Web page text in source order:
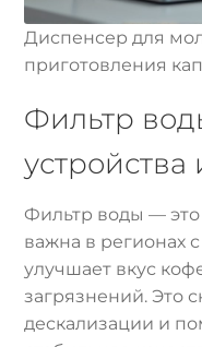
Диспенсер для
приготовления
Фильтр
устройства
Фильтр воды —
важна в регионах
улучшает вкус
загрязнений. Это
дескализации и